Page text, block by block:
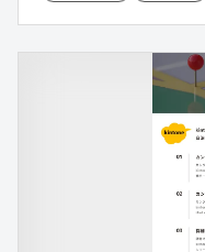
た。 コストとスペー
リー運用モデル」 従
「使われない平時の維
自治体負担でした。本
者(指定管理者など)が
光休憩所、イベントブ
効活用し、災害時には
自治体様へ即時明け渡